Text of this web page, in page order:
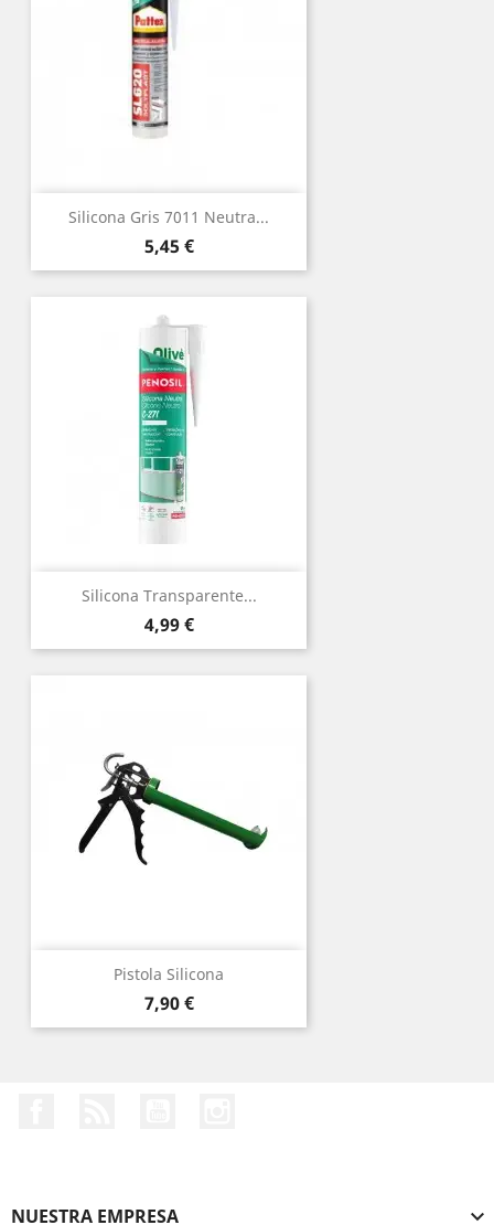
Silicona Gris 7011 Neutra...
Precio
5,45 €
Silicona Transparente...
Precio
4,99 €
Pistola Silicona
Precio
7,90 €
NUESTRA EMPRESA 